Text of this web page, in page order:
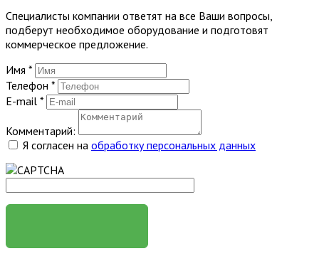
Специалисты компании ответят на все Ваши вопросы,
подберут необходимое оборудование и подготовят
коммерческое предложение.
Имя *
Телефон *
E-mail *
Комментарий:
Я согласен на обработку персональных данных